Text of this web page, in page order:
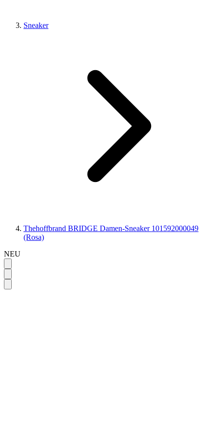
Sneaker
Thehoffbrand BRIDGE Damen-Sneaker 101592000049
(Rosa)
NEU